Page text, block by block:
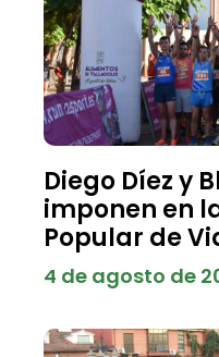
Diego Díez y
imponen en
Popular de
4 de agosto de